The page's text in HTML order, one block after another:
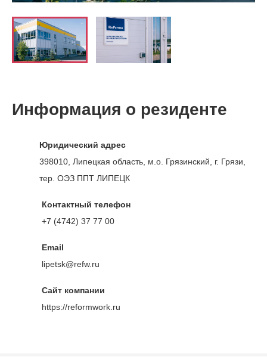
Информация о резиденте
Юридический адрес
398010, Липецкая область, м.о. Грязинский, г. Грязи,
тер. ОЭЗ ППТ ЛИПЕЦК
Контактный телефон
+7 (4742) 37 77 00
Email
lipetsk@refw.ru
Сайт компании
https://reformwork.ru